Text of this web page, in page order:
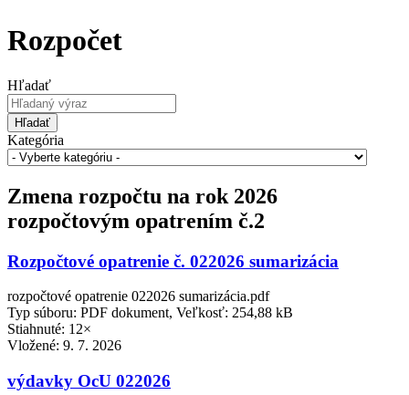
Rozpočet
Hľadať
Hľadať
Kategória
Zmena rozpočtu na rok 2026
rozpočtovým opatrením č.2
Rozpočtové opatrenie č. 022026 sumarizácia
rozpočtové opatrenie 022026 sumarizácia.pdf
Typ súboru: PDF dokument, Veľkosť: 254,88 kB
Stiahnuté: 12×
Vložené: 9. 7. 2026
výdavky OcU 022026